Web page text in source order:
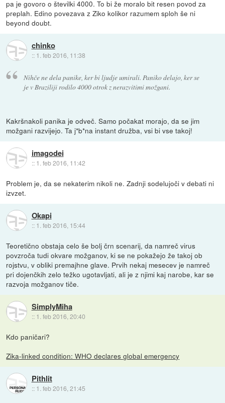
pa je govoro o številki 4000. To bi že moralo bit resen povod za
preplah. Edino povezava z Ziko kolikor razumem sploh še ni
beyond doubt.
chinko
:: 1. feb 2016, 11:38
Nihče ne dela panike, ker bi ljudje umirali. Paniko delajo, ker se
je v Braziliji rodilo 4000 otrok z nerazvitimi možgani.
Kakršnakoli panika je odveč. Samo počakat morajo, da se jim
možgani razvijejo. Ta j*b*na instant družba, vsi bi vse takoj!
imagodei
:: 1. feb 2016, 11:42
Problem je, da se nekaterim nikoli ne. Zadnji sodelujoči v debati ni
izvzet.
Okapi
:: 1. feb 2016, 15:44
Teoretično obstaja celo še bolj črn scenarij, da namreč virus
povzroča tudi okvare možganov, ki se ne pokažejo že takoj ob
rojstvu, v obliki premajhne glave. Prvih nekaj mesecev je namreč
pri dojenčkih zelo težko ugotavljati, ali je z njimi kaj narobe, kar se
razvoja možganov tiče.
SimplyMiha
:: 1. feb 2016, 20:40
Kdo paničari?
Zika-linked condition: WHO declares global emergency
Pithlit
:: 1. feb 2016, 21:45